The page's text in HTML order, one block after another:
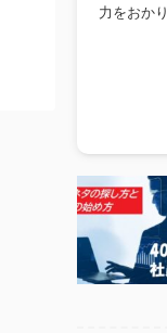
力をおか